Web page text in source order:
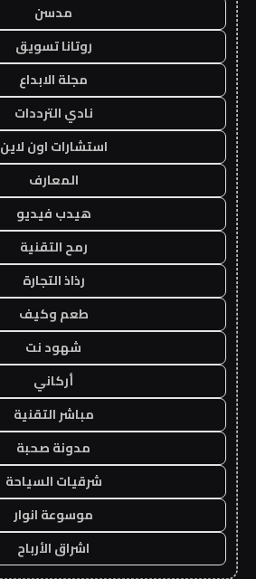
مدسن
روتانا تسويق
مجلة الابداع
نادي الترددات
استشارات اون لاين
المعارف
هيدب فيديو
رمح التقنية
رذاذ التجارة
طعم وكيف
شهود نت
أركاني
مباشر التقنية
مدونة صحبة
شرقيات السياحة
موسوعة انوار
اشراق الأرباح